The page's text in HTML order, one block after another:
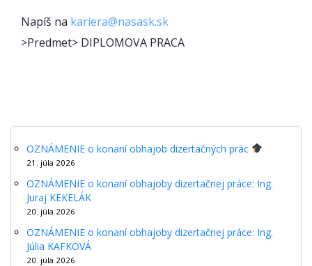
Napíš na kariera@nasask.sk
>Predmet> DIPLOMOVA PRACA
OZNÁMENIE o konaní obhajob dizertačných prác
21. júla 2026
OZNÁMENIE o konaní obhajoby dizertačnej práce: Ing.
Juraj KEKELÁK
20. júla 2026
OZNÁMENIE o konaní obhajoby dizertačnej práce: Ing.
Júlia KAFKOVÁ
20. júla 2026